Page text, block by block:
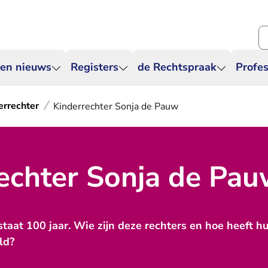
nieuws Registers de Rechtspraak
Kinderrechter Sonja de Pauw
Sonja de
100 jaar. Wie zijn deze rechters en hoe heeft